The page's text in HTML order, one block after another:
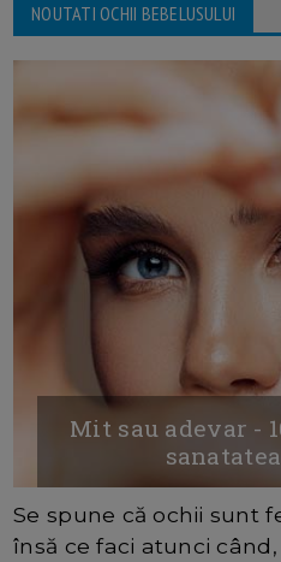
NOUTATI OCHII BEBELUSULUI
Mit sau adevar -
Se spune că ochii sunt
însă ce faci atunci